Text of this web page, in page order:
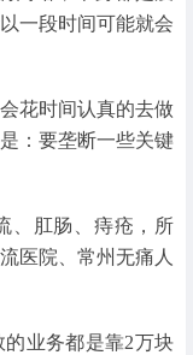
一段时间可能就会
花时间认真的去做
：要垄断一些关键
、肛肠、痔疮，所
医院、常州无痛人
业务都是靠2万块